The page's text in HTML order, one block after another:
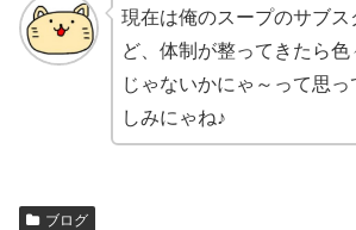
現在は俺のスープのサブス
ど、体制が整ってきたら
じゃないかにゃ～って思
しみにゃね♪
ブログ